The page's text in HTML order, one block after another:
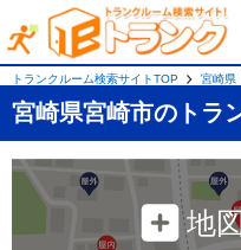
トランクルーム検索サイトTOP 宮崎県
宮崎県宮崎市のトラ
地